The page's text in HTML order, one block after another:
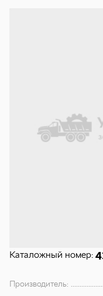
Каталожный номер:
Производитель: